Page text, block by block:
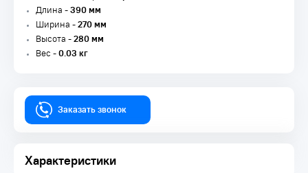
Длина -390 мм
Ширина -270 мм
Высота -280 мм
Вес -0.03 кг
Заказать звонок
Характеристики